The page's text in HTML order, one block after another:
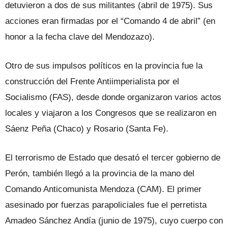
detuvieron a dos de sus militantes (abril de 1975). Sus
acciones eran firmadas por el “Comando 4 de abril” (en
honor a la fecha clave del Mendozazo).
Otro de sus impulsos políticos en la provincia fue la
construcción del Frente Antiimperialista por el
Socialismo (FAS), desde donde organizaron varios actos
locales y viajaron a los Congresos que se realizaron en
Sáenz Peña (Chaco) y Rosario (Santa Fe).
El terrorismo de Estado que desató el tercer gobierno de
Perón, también llegó a la provincia de la mano del
Comando Anticomunista Mendoza (CAM). El primer
asesinado por fuerzas parapoliciales fue el perretista
Amadeo Sánchez Andía (junio de 1975), cuyo cuerpo con